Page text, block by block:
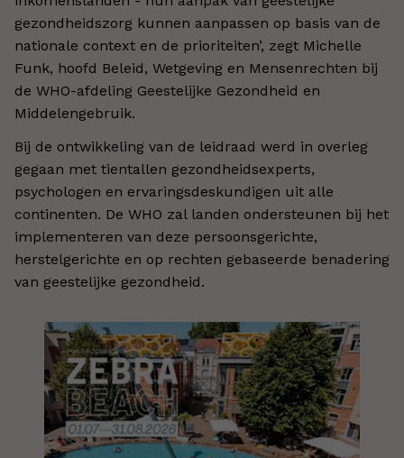
gezondheidszorg kunnen aanpassen op basis van de
nationale context en de prioriteiten’, zegt Michelle
Funk, hoofd Beleid, Wetgeving en Mensenrechten bij
de WHO-afdeling Geestelijke Gezondheid en
Middelengebruik.
Bij de ontwikkeling van de leidraad werd in overleg
gegaan met tientallen gezondheidsexperts,
psychologen en ervaringsdeskundigen uit alle
continenten. De WHO zal landen ondersteunen bij het
implementeren van deze persoonsgerichte,
herstelgerichte en op rechten gebaseerde benadering
van geestelijke gezondheid.